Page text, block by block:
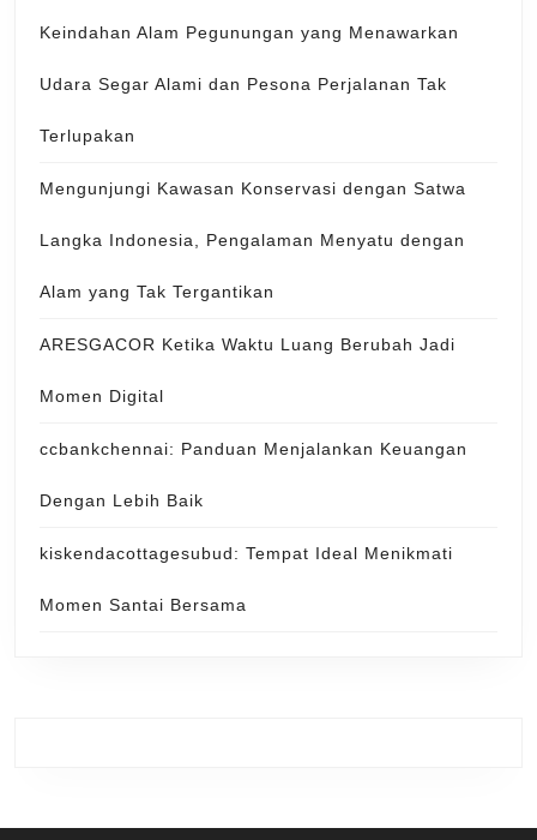
Keindahan Alam Pegunungan yang Menawarkan
Udara Segar Alami dan Pesona Perjalanan Tak
Terlupakan
Mengunjungi Kawasan Konservasi dengan Satwa
Langka Indonesia, Pengalaman Menyatu dengan
Alam yang Tak Tergantikan
ARESGACOR Ketika Waktu Luang Berubah Jadi
Momen Digital
ccbankchennai: Panduan Menjalankan Keuangan
Dengan Lebih Baik
kiskendacottagesubud: Tempat Ideal Menikmati
Momen Santai Bersama